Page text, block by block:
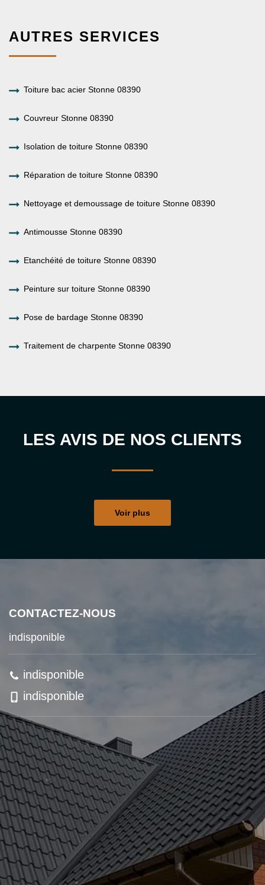
AUTRES SERVICES
Toiture bac acier Stonne 08390
Couvreur Stonne 08390
Isolation de toiture Stonne 08390
Réparation de toiture Stonne 08390
Nettoyage et demoussage de toiture Stonne 08390
Antimousse Stonne 08390
Etanchéité de toiture Stonne 08390
Peinture sur toiture Stonne 08390
Pose de bardage Stonne 08390
Traitement de charpente Stonne 08390
LES AVIS DE NOS CLIENTS
Voir plus
CONTACTEZ-NOUS
indisponible
indisponible
indisponible